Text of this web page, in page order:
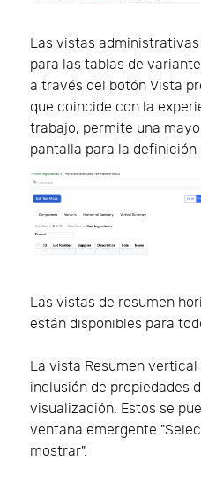
Las vistas
para las tablas de
a través del botón Vista
que coincide con la
trabajo, permite una
pantalla para la definición
Las vistas de resumen
están disponibles para
La vista Resumen
inclusión de propiedades
visualización. Estos se
ventana emergente
mostrar".